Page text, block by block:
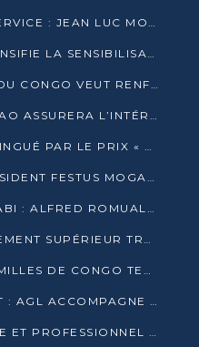
CERTIFICAT DE PRISE DE SERVICE : JEAN LUC MOUTHOU DÉMENT UNE « FAKE NEWS »
CHOLÉRA : LE CONGO INTENSIFIE LA SENSIBILISATION AU MARCHÉ DE TALANGAÏ
L’ORDRE DES INGÉNIEURS DU CONGO VEUT RENFORCER L’ÉTHIQUE ET LA CRÉDIBILITÉ DE LA PROFESSION
COSERCO : VALENTIN BOWAO ASSURERA L’INTÉRIM À LA TÊTE DU BUREAU EXÉCUTIF NATIONAL
MAMADI DOUMBOUYA DISTINGUÉ PAR LE PRIX « SUPER GRAND BÂTISSEUR BABACAR N’DIAYE »
BOTSWANA : L’ANCIEN PRÉSIDENT FESTUS MOGAE EST MORT À 86 ANS
UNIVERSITÉ MARIEN NGOUABI : ALFRED ROMUALD NGUYA POATY SOUTIENT UNE THÈSE SUR LE PARADOXE DE LA CROISSANCE EN ZONE CEMAC
LA MINISTRE DE L’ENSEIGNEMENT SUPÉRIEUR TRACE SA FEUILLE DE ROUTE
RENATURA ÉVEILLE LES FAMILLES DE CONGO TERMINAL À LA PROTECTION DE L’ENVIRONNEMENT
TRANSPORT HORS GABARIT : AGL ACCOMPAGNE LE DÉVELOPPEMENT DU SECTEUR BRASSICOLE AU CONGO
BACCALAURÉAT TECHNIQUE ET PROFESSIONNEL : 16 352 CANDIDATS LANCÉS DANS LES ÉPREUVES D’EPS